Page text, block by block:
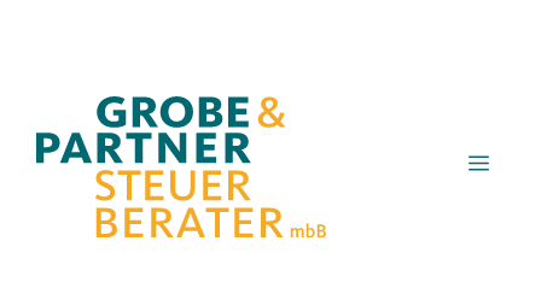
Menü